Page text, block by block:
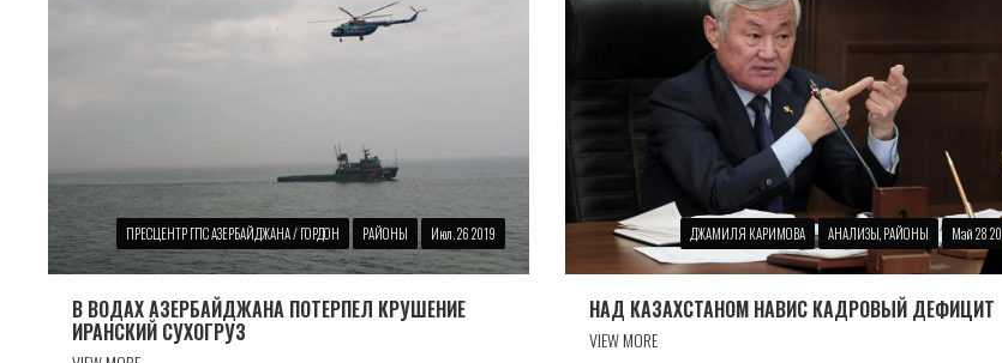
ПРЕСЦЕНТР ГПС АЗЕРБАЙДЖАНА / ГОРДОН РАЙОНЫ Июл. 26 2019
В ВОДАХ АЗЕРБАЙДЖАНА ПОТЕРПЕЛ КРУШЕНИЕ
ИРАНСКИЙ СУХОГРУЗ
ДЖАМИЛЯ КАРИМОВА АНАЛИЗЫ, РАЙОНЫ Май 28
НАД КАЗАХСТАНОМ НАВИС КАДРОВЫЙ ДЕФИЦИТ
VIEW MORE